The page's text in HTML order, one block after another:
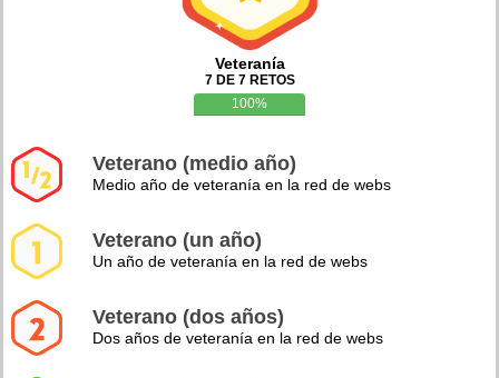
Veteranía
7 DE 7 RETOS
100%
Veterano (medio año)
Medio año de veteranía en la red de webs
Veterano (un año)
Un año de veteranía en la red de webs
Veterano (dos años)
Dos años de veteranía en la red de webs